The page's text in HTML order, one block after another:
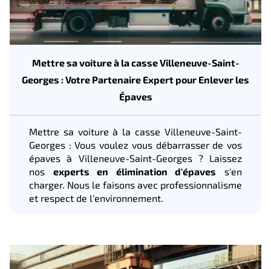
Mettre sa voiture à la casse Villeneuve-Saint-
Georges : Votre Partenaire Expert pour Enlever les
Épaves
Mettre sa voiture à la casse Villeneuve-Saint-
Georges : Vous voulez vous débarrasser de vos
épaves à Villeneuve-Saint-Georges ? Laissez
nos experts en élimination d'épaves s'en
charger. Nous le faisons avec professionnalisme
et respect de l'environnement.